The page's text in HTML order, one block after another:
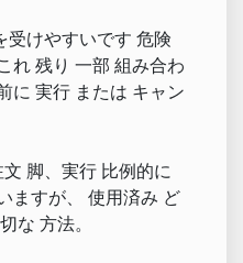
受けやすいです 危険
れ 残り 一部 組み合わ
に 実行 または キャン
脚、実行 比例的に
ますが、 使用済み ど
な 方法。